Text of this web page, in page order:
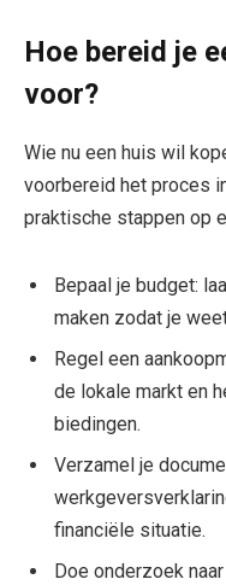
Hoe bereid je
voor?
Wie nu een huis wil
voorbereid het proces
praktische stappen op
Bepaal je budget:
maken zodat je
Regel een
de lokale markt en
biedingen.
Verzamel je
financiële situatie.
Doe onderzoek